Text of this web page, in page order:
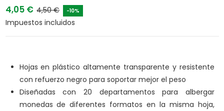
4,05 € 4,50 € -10%
Impuestos incluidos
Hojas en plástico altamente transparente y resistente
con refuerzo negro para soportar mejor el peso
Diseñadas con 20 departamentos para albergar
monedas de diferentes formatos en la misma hoja,